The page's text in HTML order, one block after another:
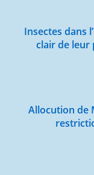
Insectes dans
clair de leur
Allocution de